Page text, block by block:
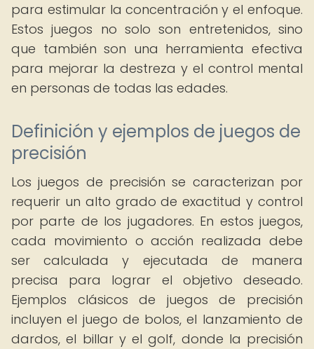
para estimular la concentración y el enfoque.
Estos juegos no solo son entretenidos, sino
que también son una herramienta efectiva
para mejorar la destreza y el control mental
en personas de todas las edades.
Definición y ejemplos de juegos de
precisión
Los juegos de precisión se caracterizan por
requerir un alto grado de exactitud y control
por parte de los jugadores. En estos juegos,
cada movimiento o acción realizada debe
ser calculada y ejecutada de manera
precisa para lograr el objetivo deseado.
Ejemplos clásicos de juegos de precisión
incluyen el juego de bolos, el lanzamiento de
dardos, el billar y el golf, donde la precisión